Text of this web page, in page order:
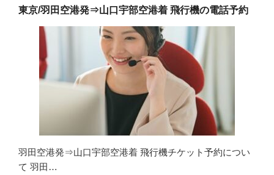
東京/羽田空港発⇒山口宇部空港着 飛行機の電話予約
羽田空港発⇒山口宇部空港着 飛行機チケット予約につい
て 羽田…